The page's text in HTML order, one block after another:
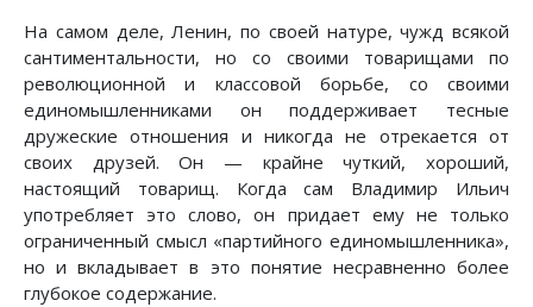
На самом деле, Ленин, по своей натуре, чужд всякой
сантиментальности, но со своими товарищами по
революционной и классовой борьбе, со своими
единомышленниками он поддерживает тесные
дружеские отношения и никогда не отрекается от
своих друзей. Он — крайне чуткий, хороший,
настоящий товарищ. Когда сам Владимир Ильич
употребляет это слово, он придает ему не только
ограниченный смысл «партийного единомышленника»,
но и вкладывает в это понятие несравненно более
глубокое содержание.